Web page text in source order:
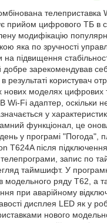
прийом цифрового ТБ в
модифікацію
яка по зручності
на підвищення
добре зарекомендував
результаті користувач
нових моделях
Wi-Fi адаптер, оскільки
у
функціонал, це
у програмі "Погода",
після підключення
запис по
таймшифт. У
модельного ряду Т62, а
при аварійному
дисплея LED як у
нового